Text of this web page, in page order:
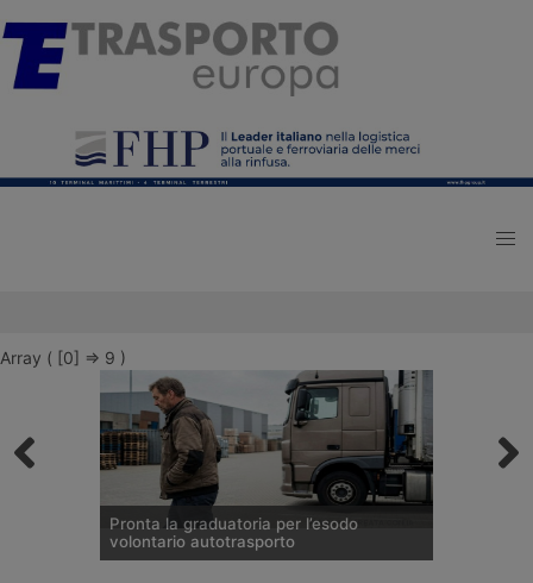
Array ( [0] => 9 )
Pronta la graduatoria per l’esodo
volontario autotrasporto